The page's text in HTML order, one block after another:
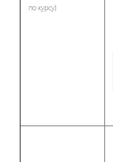
по курсу)